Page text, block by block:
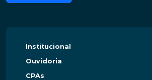
Institucional
Ouvidoria
CPAs